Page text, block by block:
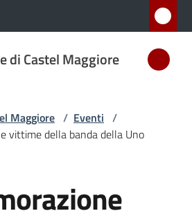
di Castel Maggiore
Maggiore / Eventi /
vittime della banda della Uno